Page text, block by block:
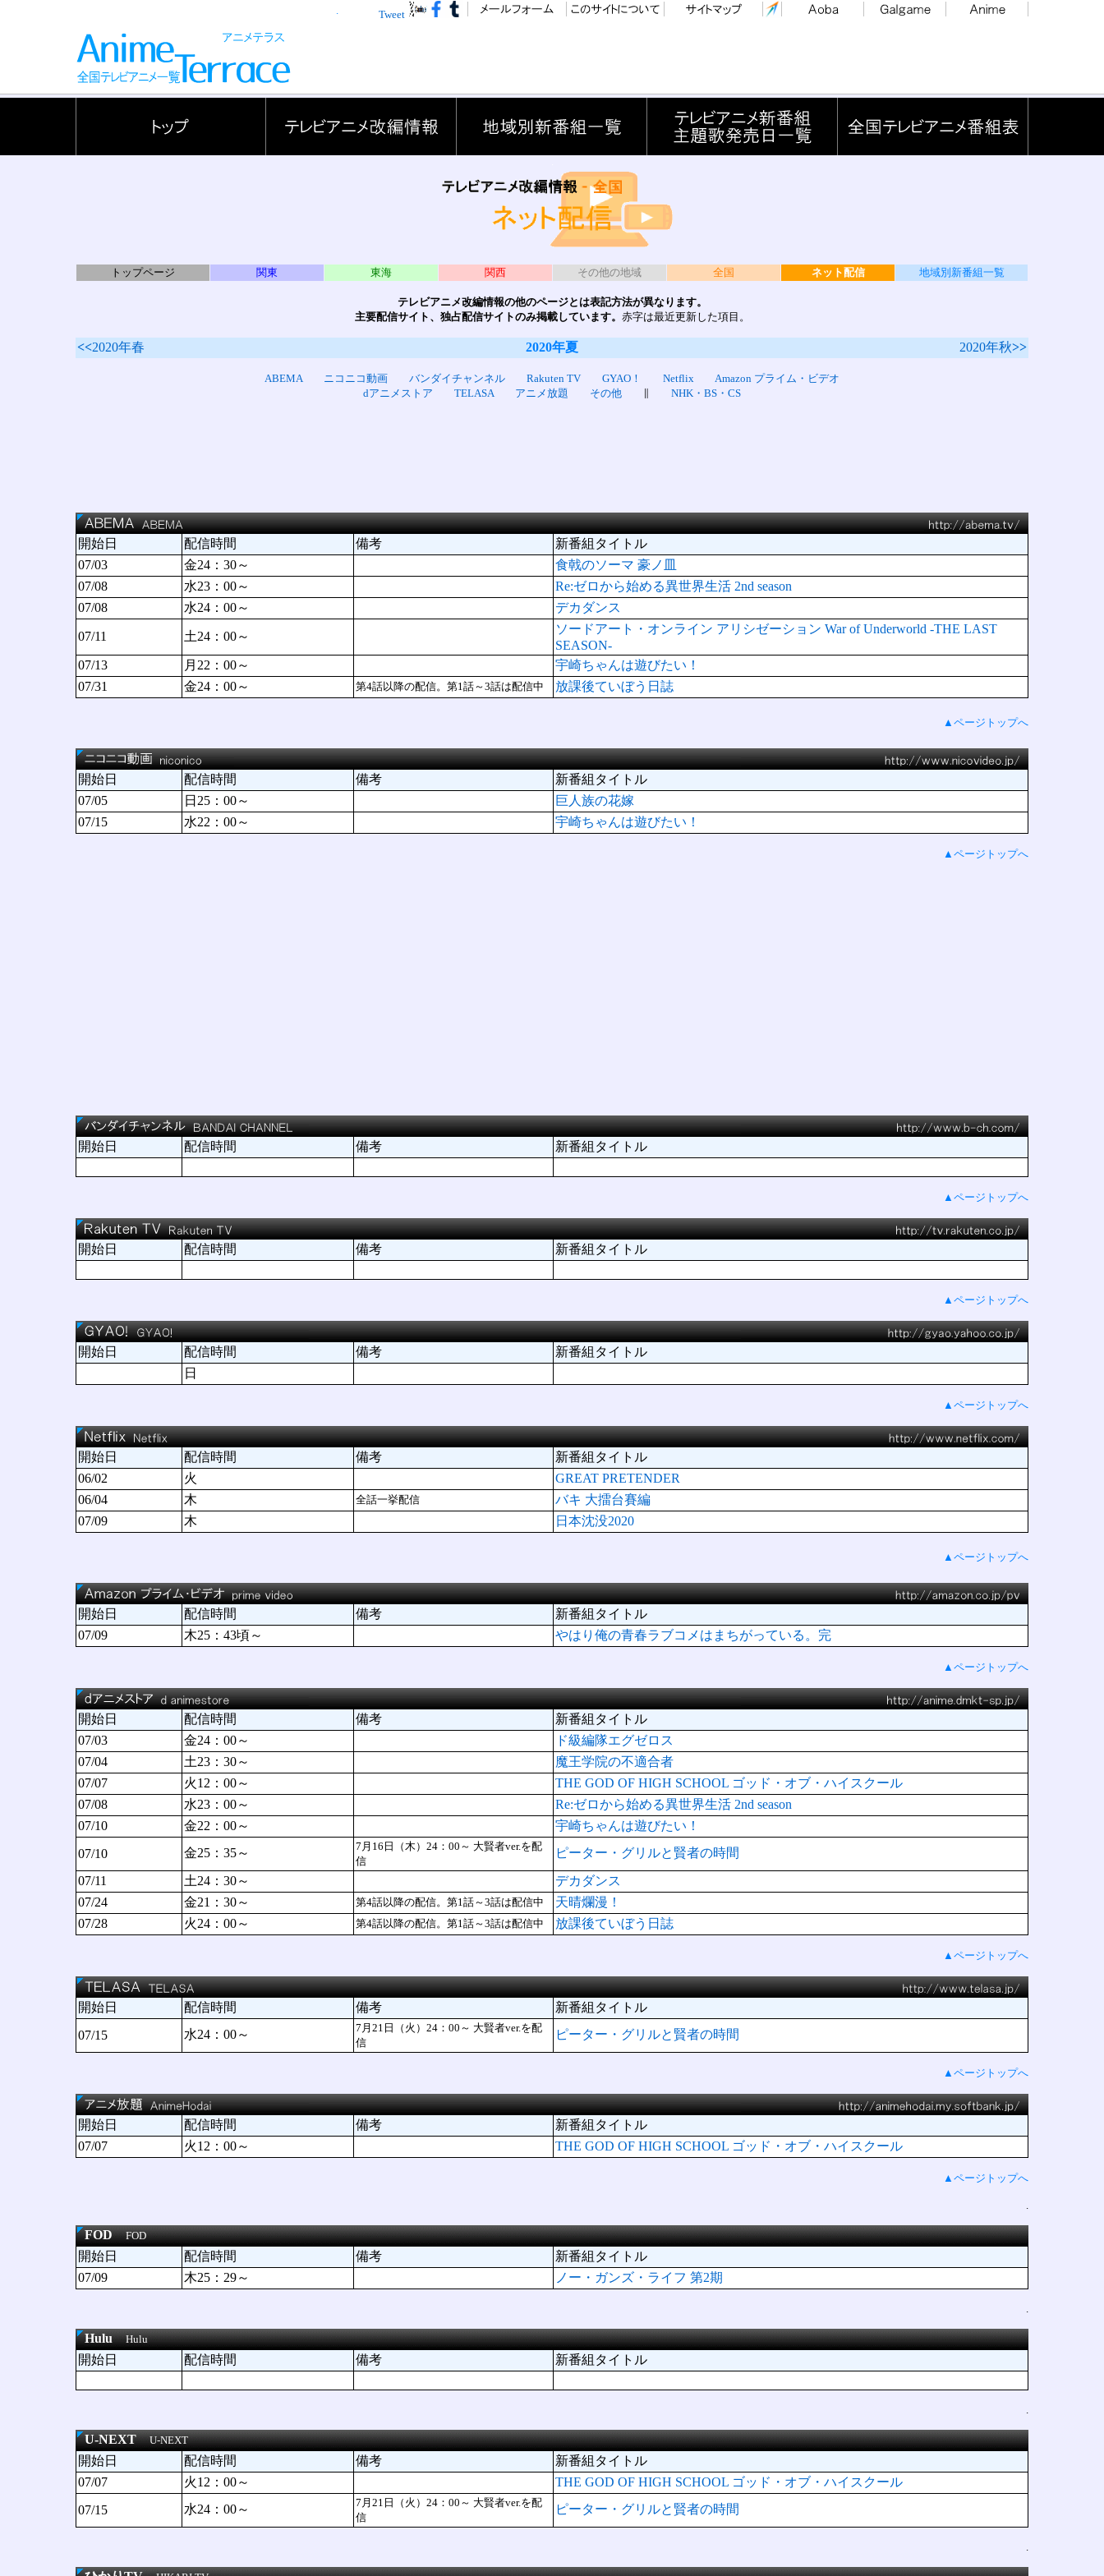
. Tweet
トップページ 関東 東海 関西 その他の地域 全国 ネット配信 地域別新番組一覧
テレビアニメ改編情報の他のページとは表記方法が異なります。
主要配信サイト、独占配信サイトのみ掲載しています。 赤字は最近更新した項目。
<<2020年春 2020年夏 2020年秋>>
ABEMA ニコニコ動画 バンダイチャンネル Rakuten TV GYAO！ Netflix
Amazon プライム・ビデオ
dアニメストア
TELASA アニメ放題 その他 NHK・BS・CS
開始日 配信時間 備考
新番組タイトル
07/03
金24：30～
食戟のソーマ 豪ノ皿
07/08
水23：00～
Re:ゼロから始める異世界生活 2nd season
07/08
水24：00～ デカダンス
07/11 土24：00～
ソードアート・オンライン アリシゼーション War of Underworld -THE LAST
SEASON-
07/13
月22：00～
宇崎ちゃんは遊びたい！
07/31
金24：00～ 第4話以降の配信。第1話～3話は配信中 放課後ていぼう日誌
▲ページトップへ
開始日 配信時間 備考
新番組タイトル
07/05
日25：00～
巨人族の花嫁
07/15
水22：00～ 宇崎ちゃんは遊びたい！
▲ページトップへ
開始日 配信時間 備考 新番組タイトル
▲ページトップへ
開始日 配信時間 備考 新番組タイトル
▲ページトップへ
開始日 配信時間 備考
新番組タイトル
日
▲ページトップへ
開始日 配信時間 備考
新番組タイトル
06/02
火
GREAT PRETENDER
06/04
木 全話一挙配信
バキ 大擂台賽編
07/09
木 日本沈没2020
▲ページトップへ
開始日 配信時間 備考
新番組タイトル
07/09
木25：43頃～ やはり俺の青春ラブコメはまちがっている。完
▲ページトップへ
開始日 配信時間 備考
新番組タイトル
07/03
金24：00～
ド級編隊エグゼロス
07/04
土23：30～
魔王学院の不適合者
07/07
火12：00～
THE GOD OF HIGH SCHOOL ゴッド・オブ・ハイスクール
07/08
水23：00～
Re:ゼロから始める異世界生活 2nd season
07/10
金22：00～
宇崎ちゃんは遊びたい！
07/10
金25：35～
7月16日（木）24：00～ 大賢者ver.を配
信
ピーター・グリルと賢者の時間
07/11
土24：30～
デカダンス
07/24
金21：30～ 第4話以降の配信。第1話～3話は配信中
天晴爛漫！
07/28
火24：00～ 第4話以降の配信。第1話～3話は配信中 放課後ていぼう日誌
▲ページトップへ
開始日 配信時間 備考
新番組タイトル
07/15
水24：00～
7月21日（火）24：00～ 大賢者ver.を配
信
ピーター・グリルと賢者の時間
▲ページトップへ
開始日 配信時間 備考
新番組タイトル
07/07
火12：00～ THE GOD OF HIGH SCHOOL ゴッド・オブ・ハイスクール
▲ページトップへ
FODFOD
開始日 配信時間 備考
新番組タイトル
07/09
木25：29～ ノー・ガンズ・ライフ 第2期
HuluHulu
開始日 配信時間 備考 新番組タイトル
U-NEXTU-NEXT
開始日 配信時間 備考
新番組タイトル
07/07
火12：00～
THE GOD OF HIGH SCHOOL ゴッド・オブ・ハイスクール
07/15
水24：00～
7月21日（火）24：00～ 大賢者ver.を配
信
ピーター・グリルと賢者の時間